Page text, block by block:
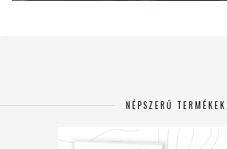
NÉPSZERŰ TERMÉKEK